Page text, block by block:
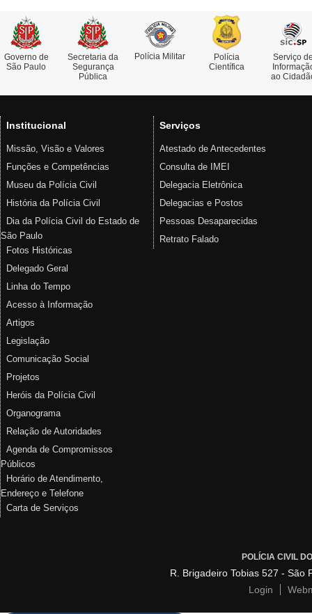
Governo de
São Paulo
Secretaria da
Segurança
Pública
Polícia Militar
Polícia
Científica
Serviço
ao
Institucional
Missão, Visão e Valores
Funções e Competências
Museu da Polícia Civil
História da Polícia Civil
Dia da Polícia Civil do Estado de
São Paulo
Fotos Históricas
Delegado Geral
Linha do Tempo
Acesso à Informação
Artigos
Legislação
Comunicação Social
Projetos
Heróis da Polícia Civil
Organograma
Relação de Autoridades
Agenda de Compromissos
Públicos
Horário de Atendimento,
Endereço e Telefone
Carta de Serviços
Serviços
Atestado de Antecedentes
Consulta de IMEI
Delegacia Eletrônica
Delegacias e Postos
Pessoas Desaparecidas
Retrato Falado
POLÍCIA CIVIL
R. Brigadeiro Tobias 527 - São
Login